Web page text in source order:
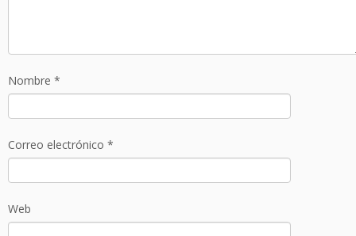
Nombre *
Correo electrónico *
Web